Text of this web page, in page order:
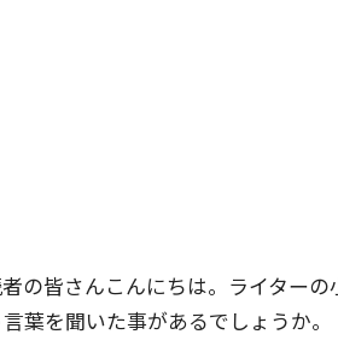
の皆さんこんにちは。ライターの
葉を聞いた事があるでしょうか。